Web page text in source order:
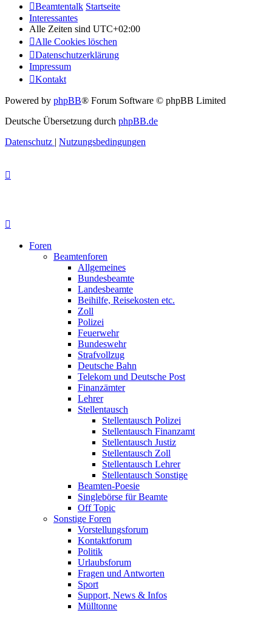
Beamtentalk Startseite
Interessantes
Alle Zeiten sind UTC+02:00
Alle Cookies löschen
Datenschutzerklärung
Impressum
Kontakt
Powered by phpBB® Forum Software © phpBB Limited
Deutsche Übersetzung durch phpBB.de
Datenschutz | Nutzungsbedingungen
Foren
Beamtenforen
Allgemeines
Bundesbeamte
Landesbeamte
Beihilfe, Reisekosten etc.
Zoll
Polizei
Feuerwehr
Bundeswehr
Strafvollzug
Deutsche Bahn
Telekom und Deutsche Post
Finanzämter
Lehrer
Stellentausch
Stellentausch Polizei
Stellentausch Finanzamt
Stellentausch Justiz
Stellentausch Zoll
Stellentausch Lehrer
Stellentausch Sonstige
Beamten-Poesie
Singlebörse für Beamte
Off Topic
Sonstige Foren
Vorstellungsforum
Kontaktforum
Politik
Urlaubsforum
Fragen und Antworten
Sport
Support, News & Infos
Mülltonne